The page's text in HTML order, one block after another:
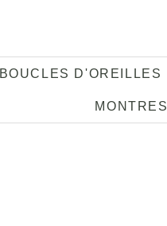
BOUCLES D'OREILLES
MONTRES